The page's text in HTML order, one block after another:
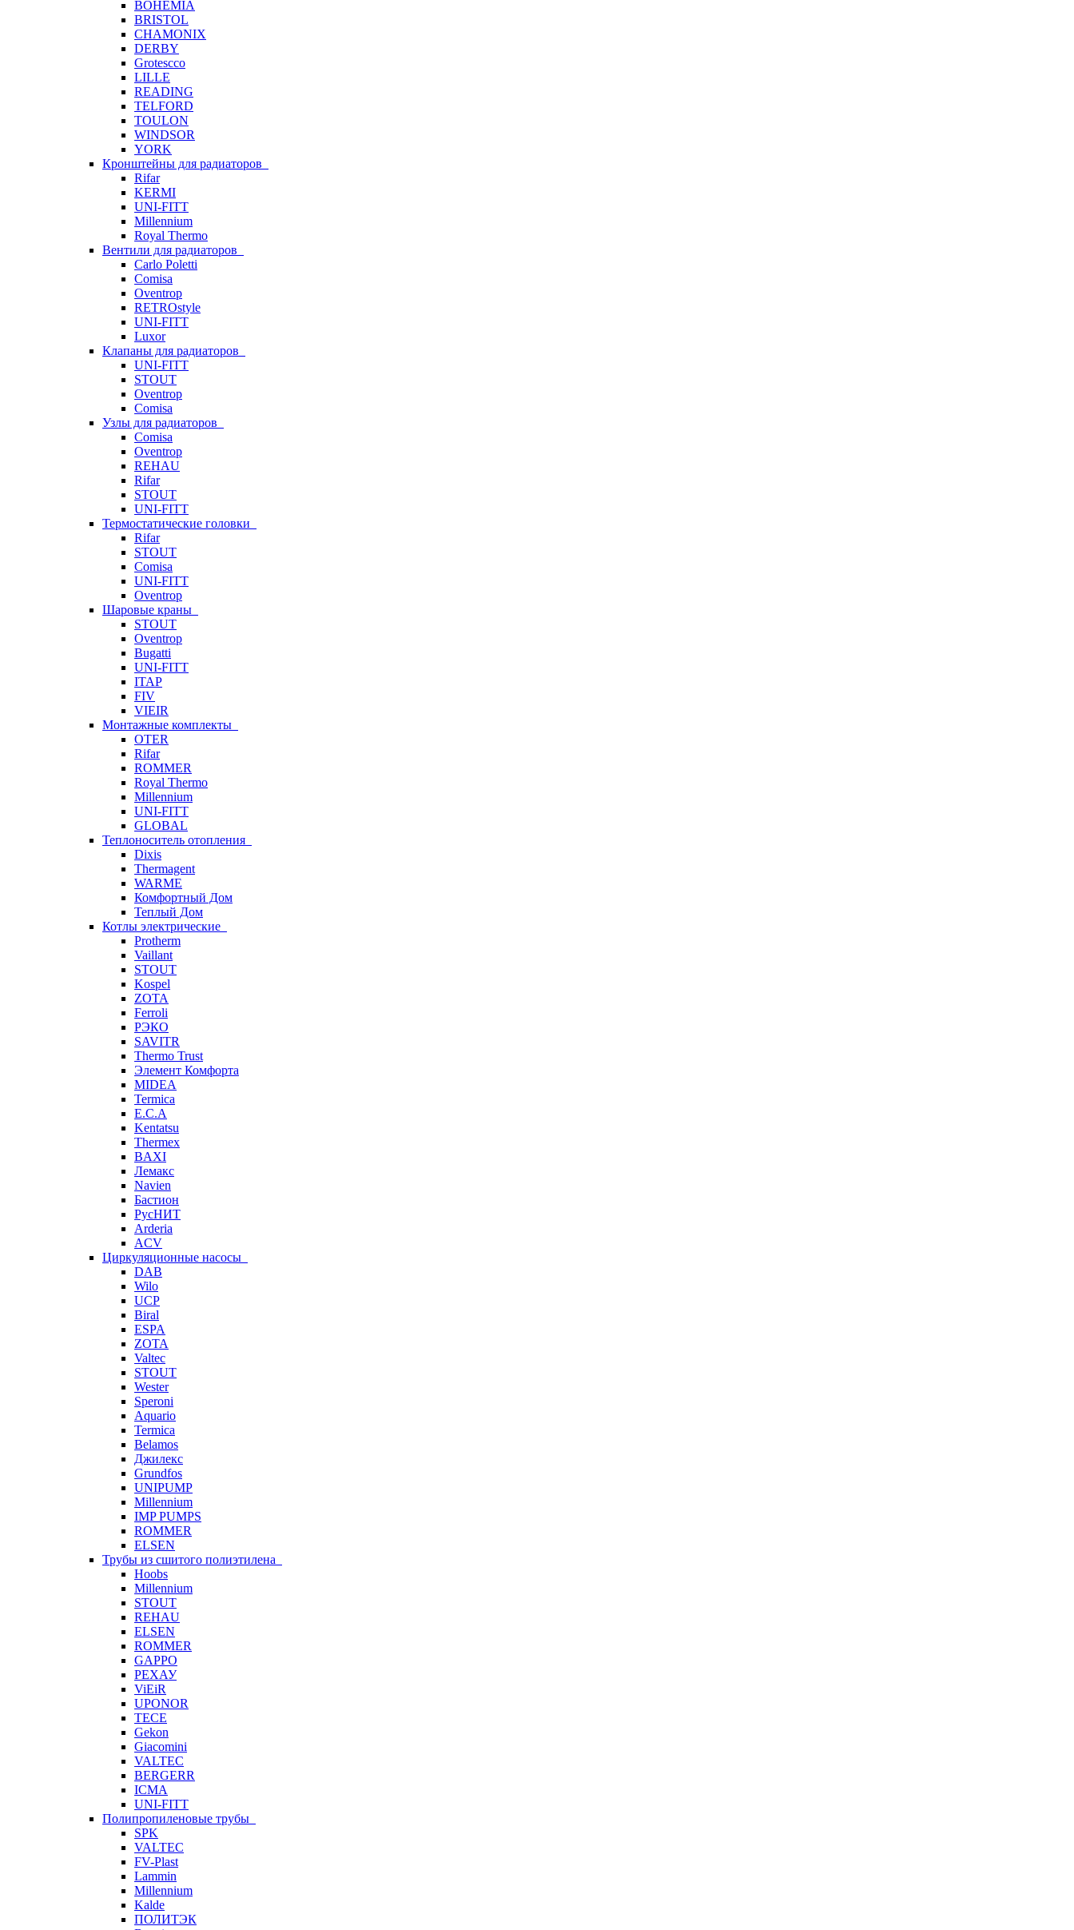
BOHEMIA
BRISTOL
CHAMONIX
DERBY
Grotescco
LILLE
READING
TELFORD
TOULON
WINDSOR
YORK
Кронштейны для радиаторов
Rifar
KERMI
UNI-FITT
Millennium
Royal Thermo
Вентили для радиаторов
Carlo Poletti
Comisa
Oventrop
RETROstyle
UNI-FITT
Luxor
Клапаны для радиаторов
UNI-FITT
STOUT
Oventrop
Comisa
Узлы для радиаторов
Comisa
Oventrop
REHAU
Rifar
STOUT
UNI-FITT
Термостатические головки
Rifar
STOUT
Comisa
UNI-FITT
Oventrop
Шаровые краны
STOUT
Oventrop
Bugatti
UNI-FITT
ITAP
FIV
VIEIR
Монтажные комплекты
OTER
Rifar
ROMMER
Royal Thermo
Millennium
UNI-FITT
GLOBAL
Теплоноситель отопления
Dixis
Thermagent
WARME
Комфортный Дом
Теплый Дом
Котлы электрические
Protherm
Vaillant
STOUT
Kospel
ZOTA
Ferroli
РЭКО
SAVITR
Thermo Trust
Элемент Комфорта
MIDEA
Termica
E.C.A
Kentatsu
Thermex
BAXI
Лемакс
Navien
Бастион
РусНИТ
Arderia
ACV
Циркуляционные насосы
DAB
Wilo
UCP
Biral
ESPA
ZOTA
Valtec
STOUT
Wester
Speroni
Aquario
Termica
Belamos
Джилекс
Grundfos
UNIPUMP
Millennium
IMP PUMPS
ROMMER
ELSEN
Трубы из сшитого полиэтилена
Hoobs
Millennium
STOUT
REHAU
ELSEN
ROMMER
GAPPO
РЕХАУ
ViEiR
UPONOR
TECE
Gekon
Giacomini
VALTEC
BERGERR
ICMA
UNI-FITT
Полипропиленовые трубы
SPK
VALTEC
FV-Plast
Lammin
Millennium
Kalde
ПОЛИТЭК